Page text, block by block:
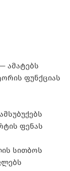
ამატებს
ფუნქციას
ფენას
სითბოს